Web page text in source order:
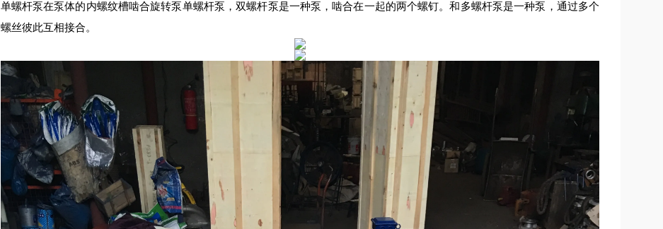
单螺杆泵在泵体的内螺纹槽啮合旋转泵单螺杆泵，双螺杆泵是一种泵，啮合在一起的两个螺钉。和多螺杆泵是一种泵，通过多个
螺丝彼此互相接合。